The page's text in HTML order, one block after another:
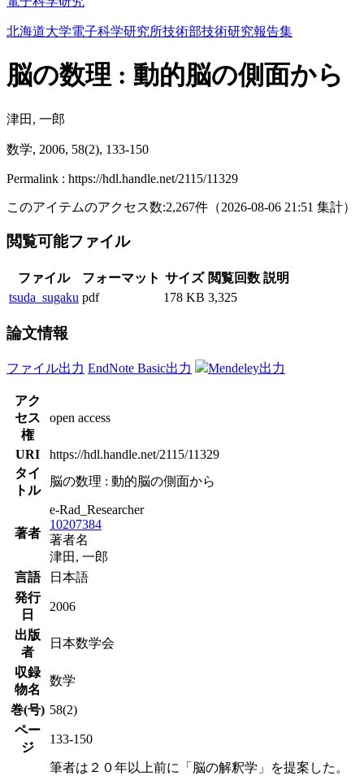
北海道大学電子科学研究所技術部技術研究報告集
脳の数理 : 動的脳の側面から
津田, 一郎
数学, 2006, 58(2), 133-150
Permalink : https://hdl.handle.net/2115/11329
このアイテムのアクセス数:2,267件 （2026-08-06 21:51 集計）
閲覧可能ファイル
ファイル フォーマット サイズ 閲覧回数 説明
tsuda_sugaku pdf 178 KB 3,325
論文情報
ファイル出力 EndNote Basic出力 Mendeley出力
アク
セス
権
open access
URI
https://hdl.handle.net/2115/11329
タイ
トル
脳の数理 : 動的脳の側面から
著者
e-Rad_Researcher
10207384
著者名
津田, 一郎
言語
日本語
発行
日
2006
出版
者
日本数学会
収録
物名
数学
巻(号) 58(2)
ペー
ジ
133-150
筆者は２０年以上前に「脳の解釈学」を提案した。